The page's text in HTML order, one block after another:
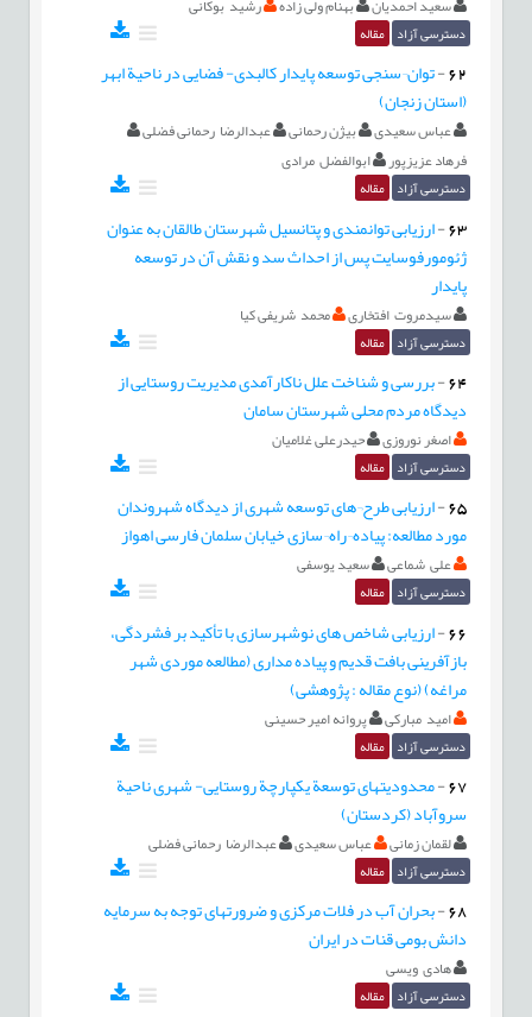
سعید احمدیان بهنام ولی زاده رشید بوکانی
دسترسی آزاد مقاله
62
-توان¬سنجی توسعه پایدار کالبدی- فضایی در ناحیة ابهر
(استان زنجان)
عباس سعیدی بیژن رحمانی
عبدالرضا رحمانی فضلی
فرهاد عزیزپور
ابوالفضل مرادی
دسترسی آزاد مقاله
63
-ارزیابی توانمندی و پتانسیل شهرستان طالقان به عنوان
ژئومورفوسایت پس از احداث سد و نقش آن در توسعه
پایدار
سیدمروت افتخاری محمد شریفی کیا
دسترسی آزاد مقاله
64
-بررسی و شناخت علل ناکارآمدی مدیریت روستایی از
دیدگاه مردم محلی شهرستان سامان
اصغر نوروزی حیدرعلی غلامیان
دسترسی آزاد مقاله
65
-ارزیابی طرح¬های توسعه شهری از دیدگاه شهروندان
مورد مطالعه: پیاده¬راه¬سازی خیابان سلمان فارسی اهواز
علی شماعی سعید یوسفی
دسترسی آزاد مقاله
66
-ارزیابی شاخص های نوشهرسازی با تأکید بر فشردگی،
بازآفرینی بافت قدیم و پیاده مداری (مطالعه موردی شهر
مراغه) (نوع مقاله : پژوهشی)
امید مبارکی پروانه امیر حسینی
دسترسی آزاد مقاله
67
-محدودیتهای توسعة یکپارچة روستایی- شهری ناحیة
سروآباد (کردستان)
لقمان زمانی عباس سعیدی عبدالرضا رحمانی فضلی
دسترسی آزاد مقاله
68
-بحران آب در فلات مرکزی و ضرورتهای توجه به سرمایه
دانش بومی قنات در ایران
هادی ویسی
دسترسی آزاد مقاله